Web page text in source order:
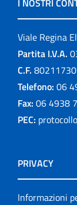
Viale Regina
Partita I.V.A.
C.F.
Telefono: 06
Fax: 06 4938
PEC:
PRIVACY
Informazioni